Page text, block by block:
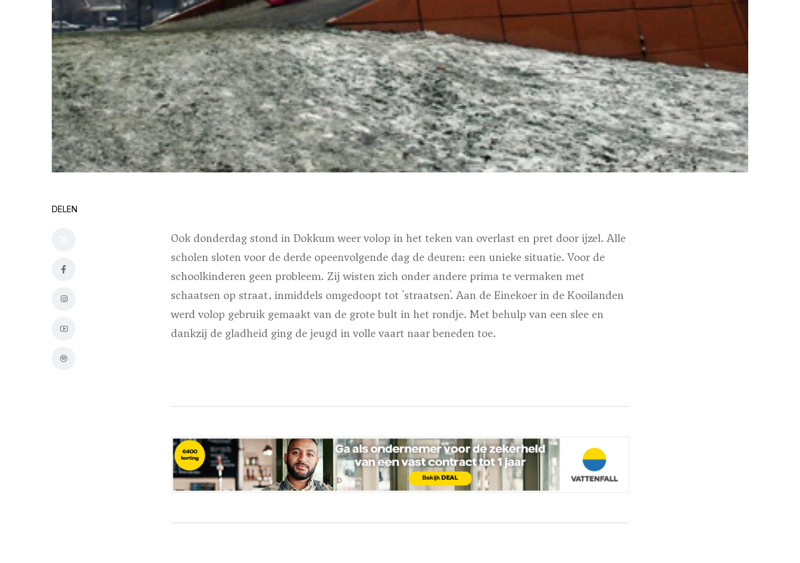
DELEN
Ook donderdag stond in Dokkum weer volop in het teken van overlast en pret door ijzel. Alle
scholen sloten voor de derde opeenvolgende dag de deuren: een unieke situatie. Voor de
schoolkinderen geen probleem. Zij wisten zich onder andere prima te vermaken met
schaatsen op straat, inmiddels omgedoopt tot 'straatsen'. Aan de Einekoer in de Kooilanden
werd volop gebruik gemaakt van de grote bult in het rondje. Met behulp van een slee en
dankzij de gladheid ging de jeugd in volle vaart naar beneden toe.